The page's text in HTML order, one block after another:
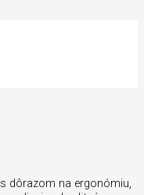
dôrazom na ergonómiu,